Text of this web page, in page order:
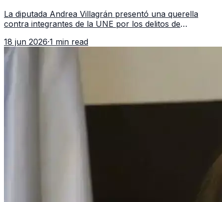
La diputada Andrea Villagrán presentó una querella
contra integrantes de la UNE por los delitos de
18 jun 2026·1 min read